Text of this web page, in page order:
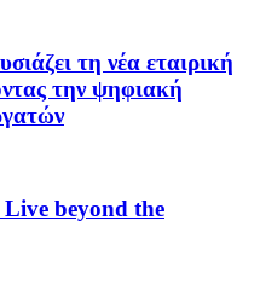
τη νέα εταιρική
την ψηφιακή
beyond the